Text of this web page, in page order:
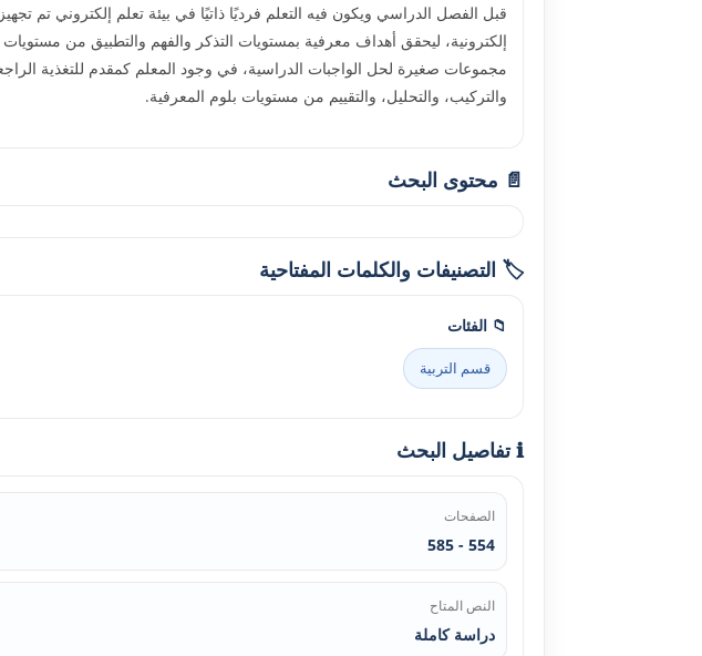
قبل الفصل الدراسي ويکون فيه التعلم فرديًا ذاتيًا في بيئة تعلم إلکتروني تم
إلکترونية، ليحقق أهداف معرفية بمستويات التذکر والفهم والتطبيق من
مجموعات صغيرة لحل الواجبات الدراسية، في وجود المعلم کمقدم للتغذية
والترکيب، والتحليل، والتقييم من مستويات بلوم المعرفية.
📄 محتوى البحث
🏷️ التصنيفات والكلمات المفتاحية
📁 الفئات
قسم التربية
ℹ️ تفاصيل البحث
الصفحات
554 - 585
النص المتاح
دراسة كاملة